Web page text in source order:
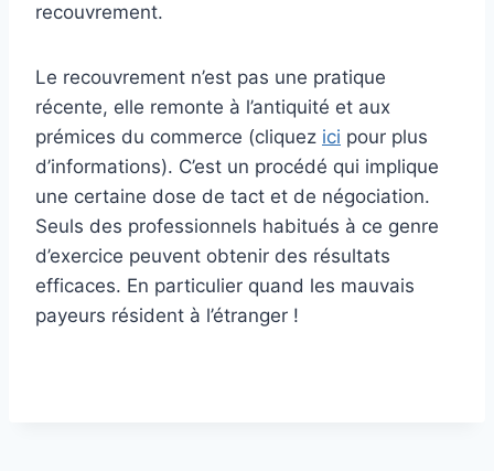
recouvrement.
Le recouvrement n’est pas une pratique
récente, elle remonte à l’antiquité et aux
prémices du commerce (cliquez ici pour plus
d’informations). C’est un procédé qui implique
une certaine dose de tact et de négociation.
Seuls des professionnels habitués à ce genre
d’exercice peuvent obtenir des résultats
efficaces. En particulier quand les mauvais
payeurs résident à l’étranger !